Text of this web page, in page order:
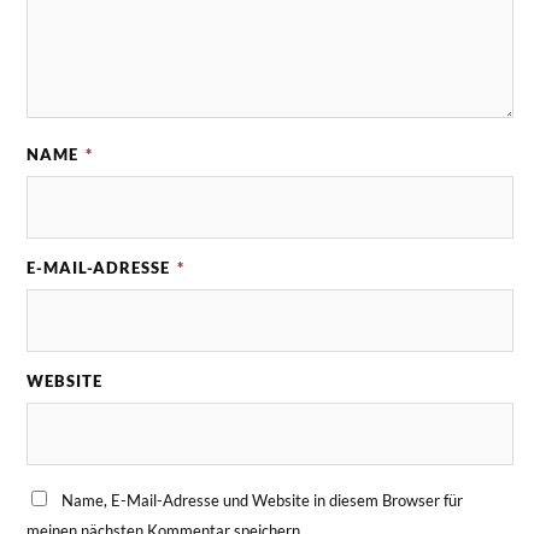
NAME *
E-MAIL-ADRESSE *
WEBSITE
Name, E-Mail-Adresse und Website in diesem Browser für